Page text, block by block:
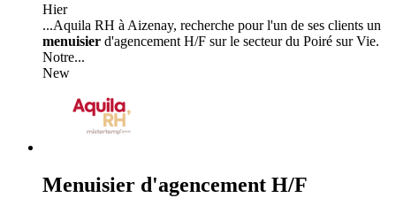
Hier
...Aquila RH à Aizenay, recherche pour l'un de ses clients un
menuisier d'agencement H/F sur le secteur du Poiré sur Vie.
Notre...
New
Menuisier d'agencement H/F